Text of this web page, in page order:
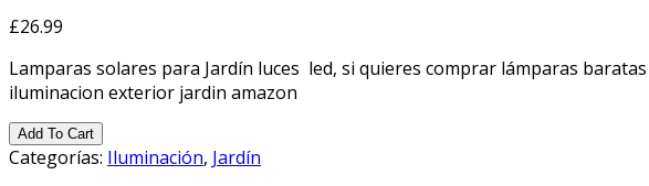
£26.99
Lamparas solares para Jardín luces led, si quieres comprar lámparas
iluminacion exterior jardin amazon
Add To Cart
Categorías: Iluminación, Jardín